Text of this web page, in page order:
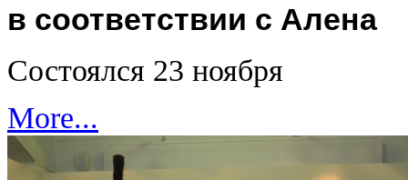
в соответствии с Алена
Состоялся 23 ноября
More...